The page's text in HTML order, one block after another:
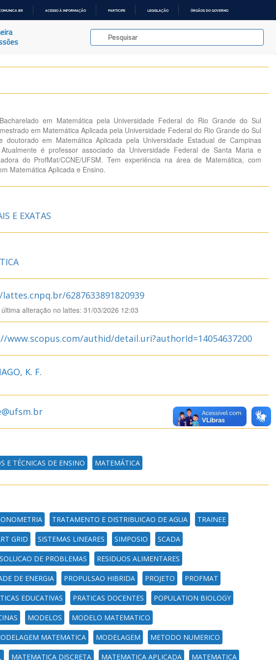
BR ACESSO À INFORMAÇÃO PARTICIPE LEGISLAÇÃO ÓRGÃOS DO GOVERNO
em Matemática pela Universidade Federal do Rio Grande do Sul
em Matemática Aplicada pela Universidade Federal do Rio Grande do Sul
doutorado em Matemática Aplicada pela Universidade Estadual de Campinas
é professor associado da Universidade Federal de Santa Maria e
do ProfMat/CCNE/UFSM. Tem experiência na área de Matemática, com
Matemática Aplicada e Ensino.
E EXATAS
6287633891820939
alteração no lattes: 31/03/2026 12:03
www.scopus.com/authid/detail.uri?authorId=14054637200
K. F.
E TÉCNICAS DE ENSINO MATEMÁTICA
TRATAMENTO E DISTRIBUICAO DE AGUA TRAINEE
GRID SISTEMAS LINEARES SIMPOSIO SCADA
DE PROBLEMAS RESIDUOS ALIMENTARES
DE ENERGIA PROPULSAO HIBRIDA PROJETO PROFMAT
EDUCATIVAS PRATICAS DOCENTES POPULATION BIOLOGY
MODELOS MODELO MATEMATICO
MATEMATICA MODELAGEM METODO NUMERICO
MATEMATICA DISCRETA MATEMATICA APLICADA MATEMATICA